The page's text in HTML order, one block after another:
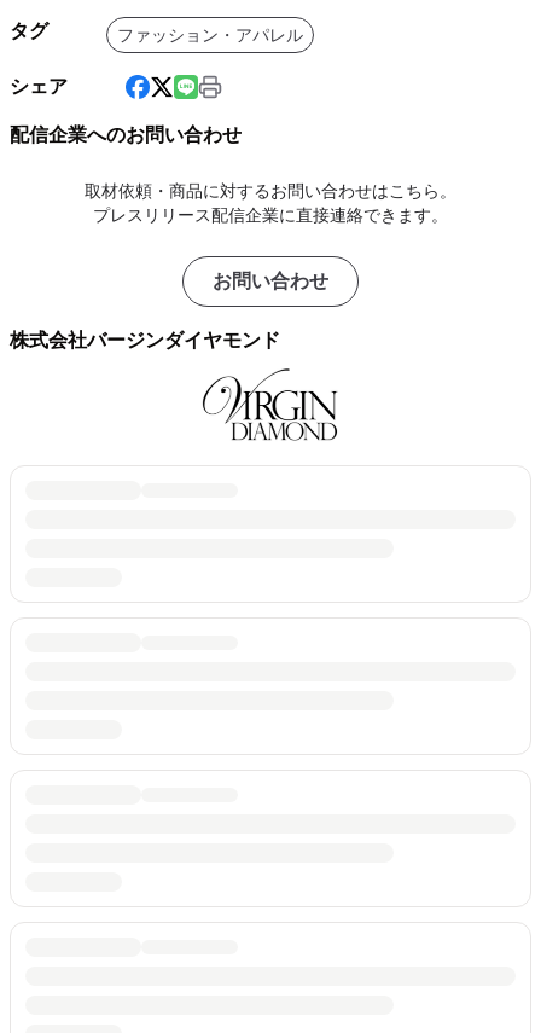
タグ ファッション・アパレル
シェア
配信企業へのお問い合わせ
取材依頼・商品に対するお問い合わせはこちら。
プレスリリース配信企業に直接連絡できます。
お問い合わせ
株式会社バージンダイヤモンド